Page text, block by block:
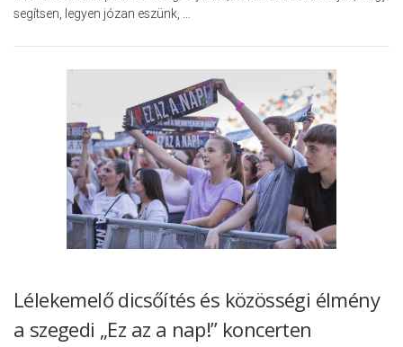
segítsen, legyen józan eszünk, …
Lélekemelő dicsőítés és közösségi élmény
a szegedi „Ez az a nap!” koncerten